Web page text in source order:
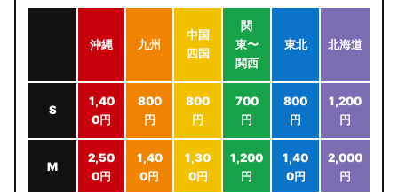
沖縄 九州
中国
四国
関
東〜
関西
東北 北海道
S
1,40
0円
800
円
800
円
700
円
800
円
1,200
円
M
2,50
0円
1,40
0円
1,30
0円
1,200
円
1,40
0円
2,000
円